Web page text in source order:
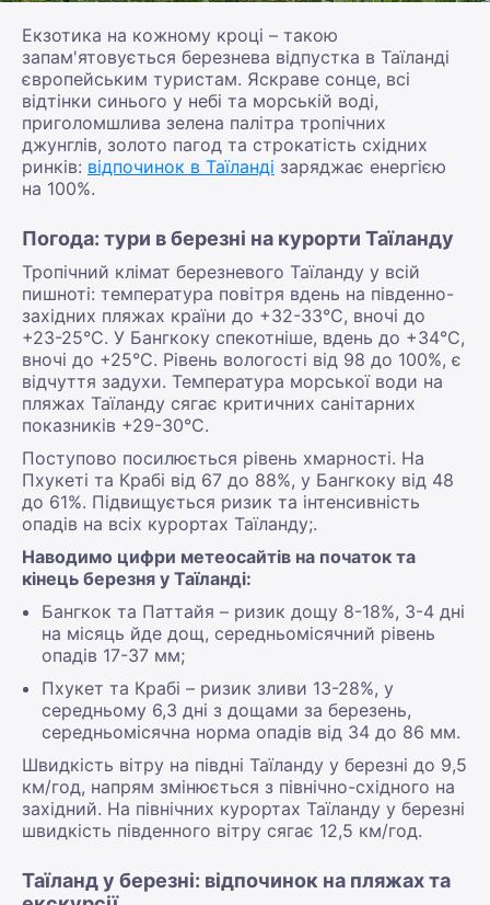
Екзотика на кожному кроці – такою
запам'ятовується березнева відпустка в Таїланді
європейським туристам. Яскраве сонце, всі
відтінки синього у небі та морській воді,
приголомшлива зелена палітра тропічних
джунглів, золото пагод та строкатість східних
ринків: відпочинок в Таїланді заряджає енергією
на 100%.
Погода: тури в березні на курорти Таїланду
Тропічний клімат березневого Таїланду у всій
пишноті: температура повітря вдень на південно-
західних пляжах країни до +32-33°С, вночі до
+23-25°С. У Бангкоку спекотніше, вдень до +34°С,
вночі до +25°С. Рівень вологості від 98 до 100%, є
відчуття задухи. Температура морської води на
пляжах Таїланду сягає критичних санітарних
показників +29-30°С.
Поступово посилюється рівень хмарності. На
Пхукеті та Крабі від 67 до 88%, у Бангкоку від 48
до 61%. Підвищується ризик та інтенсивність
опадів на всіх курортах Таїланду;.
Наводимо цифри метеосайтів на початок та
кінець березня у Таїланді:
Бангкок та Паттайя – ризик дощу 8-18%, 3-4 дні
на місяць йде дощ, середньомісячний рівень
опадів 17-37 мм;
Пхукет та Крабі – ризик зливи 13-28%, у
середньому 6,3 дні з дощами за березень,
середньомісячна норма опадів від 34 до 86 мм.
Швидкість вітру на півдні Таїланду у березні до 9,5
км/год, напрям змінюється з північно-східного на
західний. На північних курортах Таїланду у березні
швидкість південного вітру сягає 12,5 км/год.
Таїланд у березні: відпочинок на пляжах та